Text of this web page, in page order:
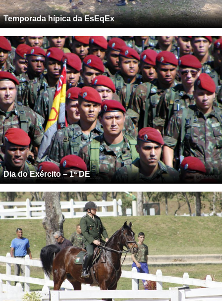
Temporada hípica da EsEqEx
Dia do Exército – 1ª DE